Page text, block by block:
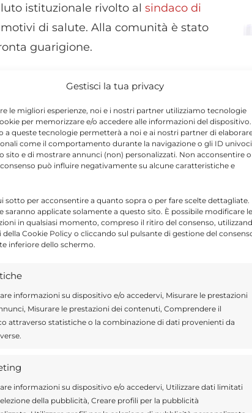
Gestisci la tua privacy
le migliori esperienze, noi e i nostri partner utilizziamo tecnologie
per memorizzare e/o accedere alle informazioni del
a queste tecnologie permetterà a noi e ai nostri partner di
come il comportamento durante la navigazione o gli ID univoci
sito e di mostrare annunci (non) personalizzati. Non acconsentire o
può influire negativamente su alcune caratteristiche e
sotto per acconsentire a quanto sopra o per fare scelte dettagliate.
saranno applicate solamente a questo sito. È possibile modificare le
in qualsiasi momento, compreso il ritiro del consenso,
della Cookie Policy o cliccando sul pulsante di gestione del
inferiore dello schermo.
informazioni su dispositivo e/o accedervi, Misurare le prestazioni
Misurare le prestazioni dei contenuti, Comprendere il
attraverso statistiche o la combinazione di dati provenienti da
informazioni su dispositivo e/o accedervi, Utilizzare dati limitati
della pubblicità, Creare profili per la pubblicità
istituzionale rivolto al sindaco di
di salute. Alla comunità è stato
guarigione.
, insieme a numerosi cittadini che
anniversario della Repubblica –
durante la cerimonia come
della Repubblica Italiana.
ribadito l’importanza della
democratici.
la celebrazione in
della città con le ricorrenze